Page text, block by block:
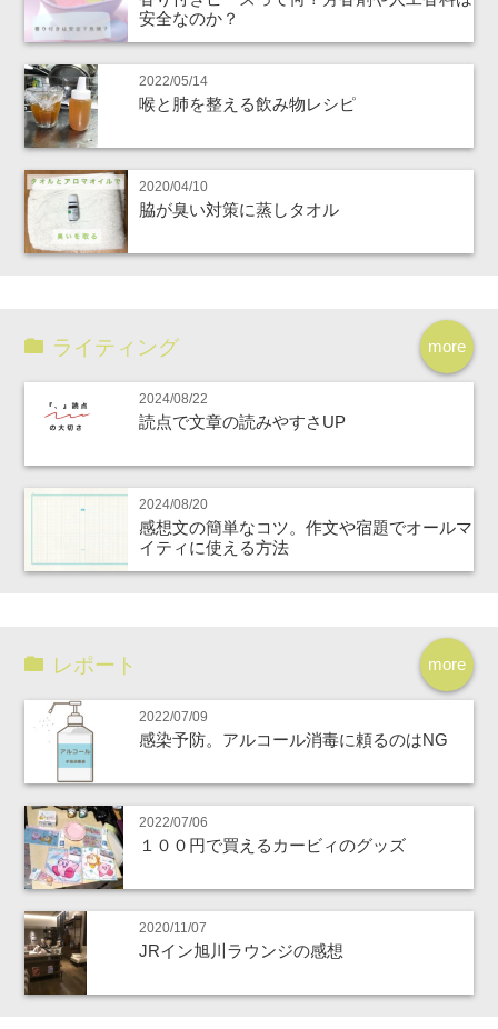
安全なのか？
2022/05/14
喉と肺を整える飲み物レシピ
2020/04/10
脇が臭い対策に蒸しタオル
more
ライティング
2024/08/22
読点で文章の読みやすさUP
2024/08/20
感想文の簡単なコツ。作文や宿題でオールマ
イティに使える方法
more
レポート
2022/07/09
感染予防。アルコール消毒に頼るのはNG
2022/07/06
１００円で買えるカービィのグッズ
2020/11/07
JRイン旭川ラウンジの感想